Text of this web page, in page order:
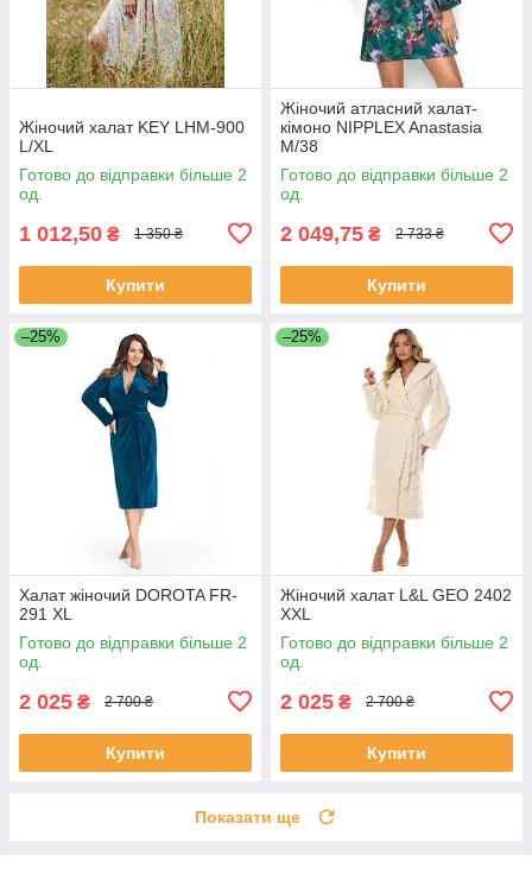
Жіночий халат KEY LHM-900
L/XL
Готово до відправки більше 2
од.
1 012,50 ₴ 1 350 ₴
Купити
Жіночий атласний халат-
кімоно NIPPLEX Anastasia
M/38
Готово до відправки більше 2
од.
2 049,75 ₴ 2 733 ₴
Купити
–25%
Халат жіночий DOROTA FR-
291 XL
Готово до відправки більше 2
од.
2 025 ₴ 2 700 ₴
Купити
–25%
Жіночий халат L&L GEO 2402
XXL
Готово до відправки більше 2
од.
2 025 ₴ 2 700 ₴
Купити
Показати ще